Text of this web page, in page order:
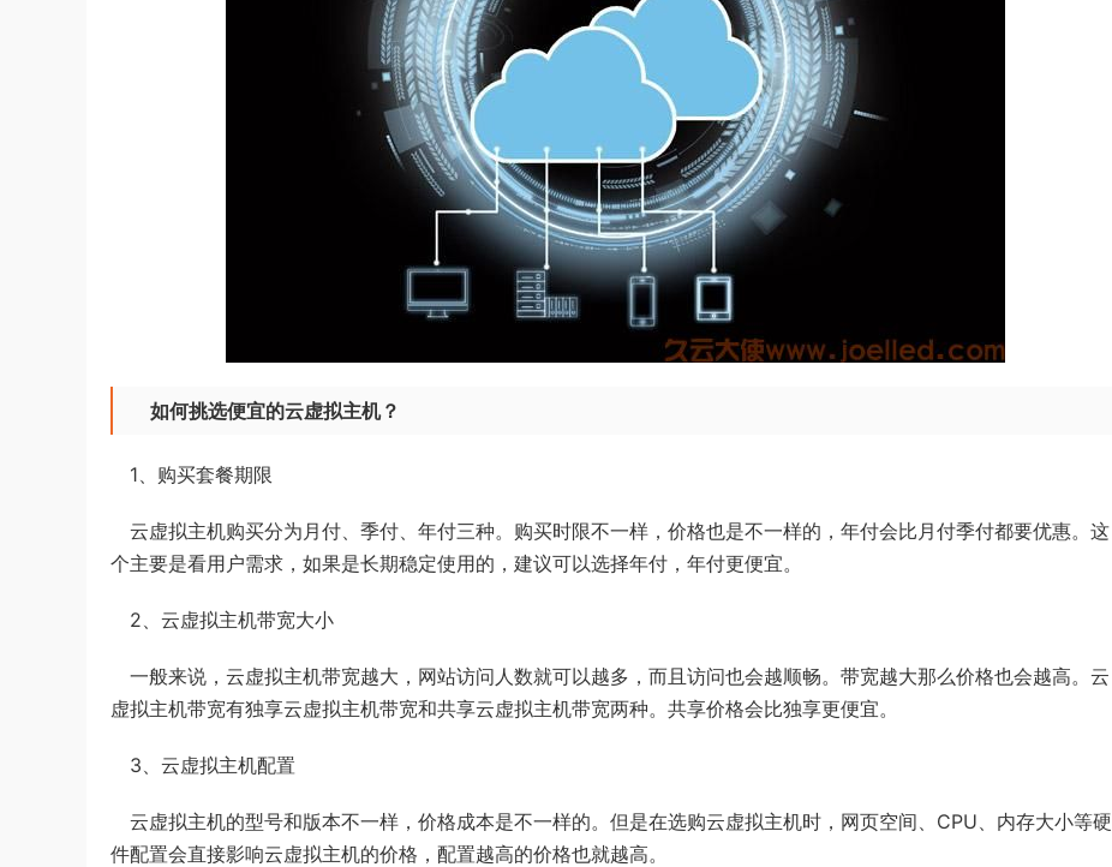
如何挑选便宜的云虚拟主机？
1、购买套餐期限
云虚拟主机购买分为月付、季付、年付三种。购买时限不一样，价格也是不一样的，年付会比月付季付都要优惠。这
个主要是看用户需求，如果是长期稳定使用的，建议可以选择年付，年付更便宜。
2、云虚拟主机带宽大小
一般来说，云虚拟主机带宽越大，网站访问人数就可以越多，而且访问也会越顺畅。带宽越大那么价格也会越高。云
虚拟主机带宽有独享云虚拟主机带宽和共享云虚拟主机带宽两种。共享价格会比独享更便宜。
3、云虚拟主机配置
云虚拟主机的型号和版本不一样，价格成本是不一样的。但是在选购云虚拟主机时，网页空间、CPU、内存大小等硬
件配置会直接影响云虚拟主机的价格，配置越高的价格也就越高。